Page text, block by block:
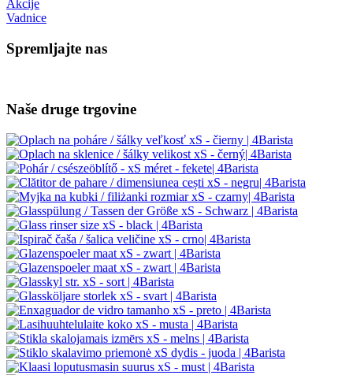
Akcije
Vadnice
Spremljajte nas
Naše druge trgovine